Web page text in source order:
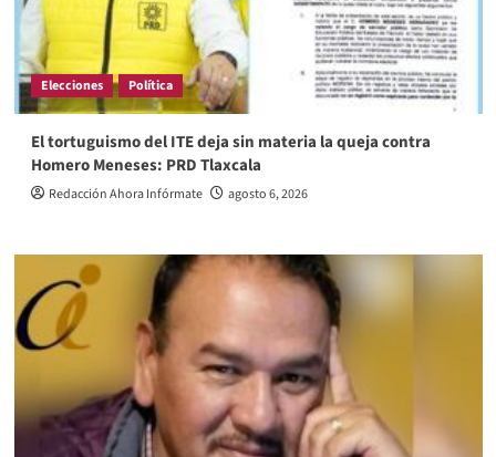
Elecciones Política
El tortuguismo del ITE deja sin materia la queja contra
Homero Meneses: PRD Tlaxcala
Redacción Ahora Infórmate agosto 6, 2026